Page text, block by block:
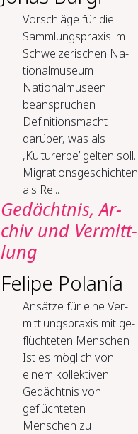
Vor­schlä­ge für die
Samm­lungs­pra­xis im
Schwei­ze­ri­schen Na­
tio­nal­mu­seum
Nationalmuseen
beanspruchen
Definitionsmacht
darüber, was als
‚Kulturerbe’ gelten soll.
Migrationsgeschichten
als Re...
Ge­dächt­nis, Ar­
chiv und Ver­mitt­
lung
Felipe Polanía
An­sät­ze für ei­ne Ver­
mitt­lungs­pra­xis mit ge­
flüch­te­ten Men­schen
Ist es möglich von
einem kollektiven
Gedächtnis von
geflüchteten
Menschen zu